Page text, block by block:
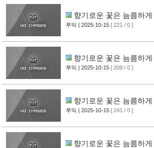
향기로운 꽃은 늠름하
루믹 | 2025-10-15 [ 221 / 0 ]
향기로운 꽃은 늠름하
루믹 | 2025-10-15 [ 209 / 0 ]
향기로운 꽃은 늠름하
루믹 | 2025-10-15 [ 241 / 0 ]
향기로운 꽃은 늠름하